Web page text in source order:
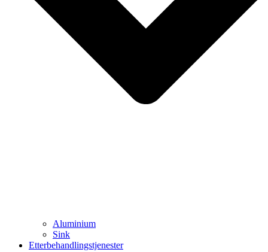
Aluminium
Sink
Etterbehandlingstjenester